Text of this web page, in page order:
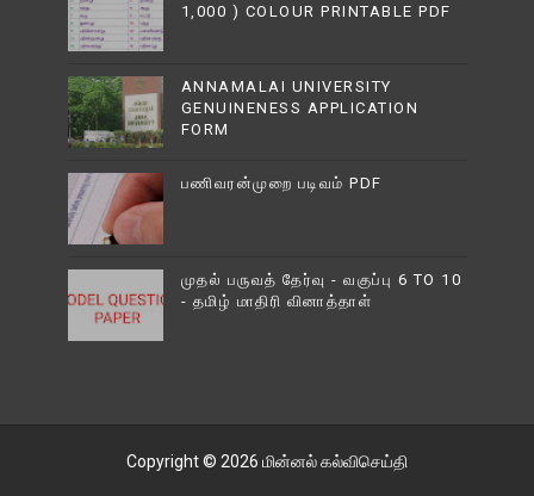
1,000 ) COLOUR PRINTABLE PDF
ANNAMALAI UNIVERSITY
GENUINENESS APPLICATION
FORM
பணிவரன்முறை படிவம் PDF
முதல் பருவத் தேர்வு - வகுப்பு 6 TO 10
- தமிழ் மாதிரி வினாத்தாள்
Copyright © 2026 மின்னல் கல்விசெய்தி